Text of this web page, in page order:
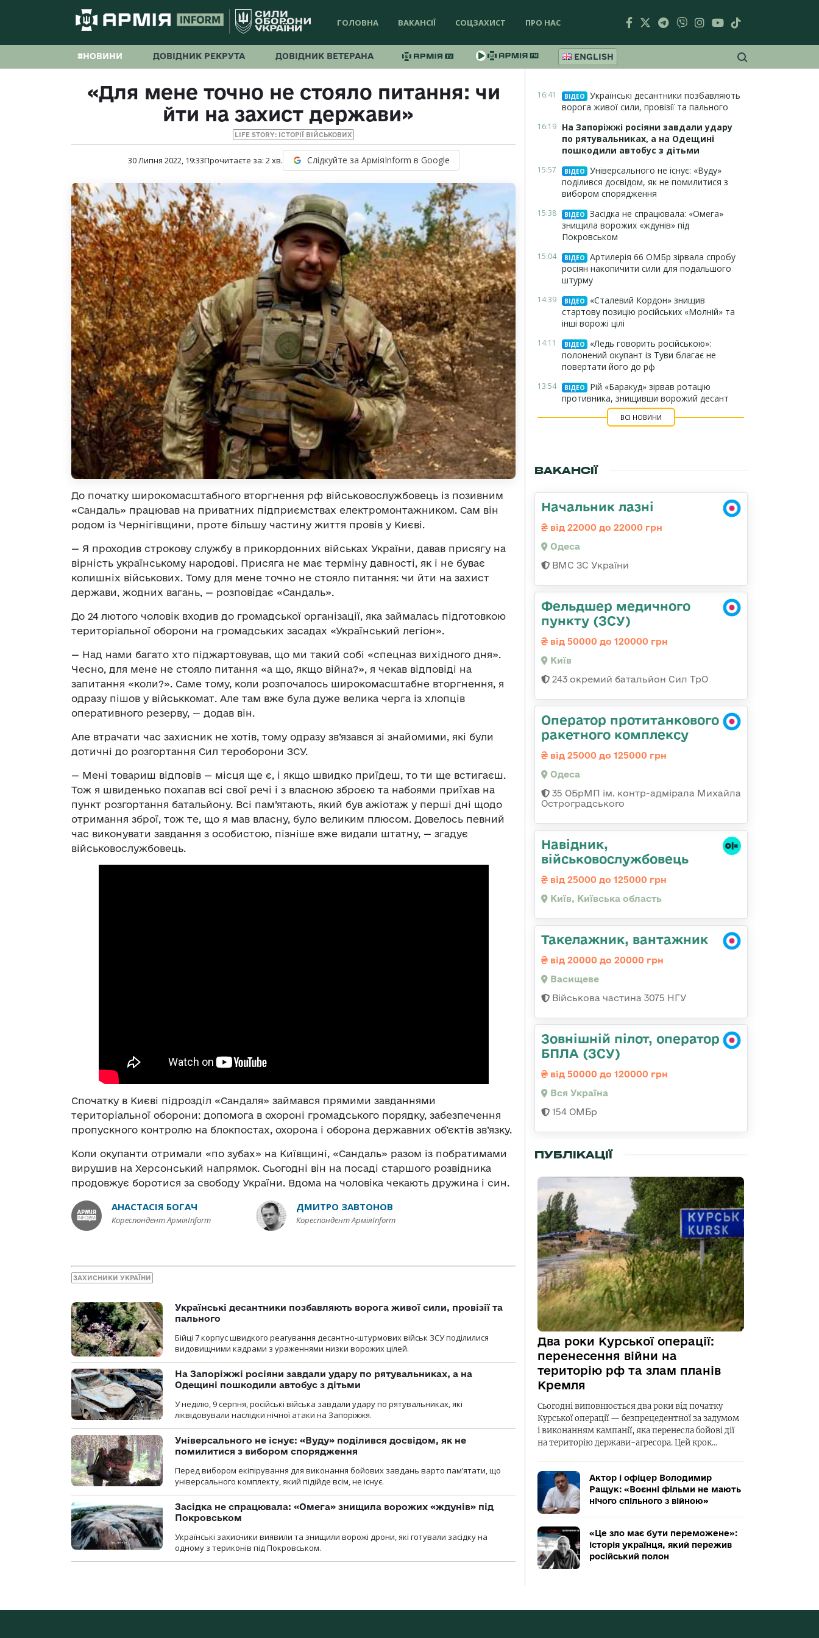
ГОЛОВНА ВАКАНСІЇ СОЦЗАХИСТ ПРО НАС
#НОВИНИ ДОВІДНИК РЕКРУТА ДОВІДНИК ВЕТЕРАНА ENGLISH
«Для мене точно не стояло питання: чи
йти на захист держави»
LIFE STORY: ІСТОРІЇ ВІЙСЬКОВИХ
30 Липня 2022, 19:33Прочитаєте за: 2хв. Слідкуйте за АрміяInform в Google
До початку широкомасштабного вторгнення рф військовослужбовець із позивним
«Сандаль» працював на приватних підприємствах електромонтажником. Сам він
родом із Чернігівщини, проте більшу частину життя провів у Києві.
— Я проходив строкову службу в прикордонних військах України, давав присягу на
вірність українському народові. Присяга не має терміну давності, як і не буває
колишніх військових. Тому для мене точно не стояло питання: чи йти на захист
держави, жодних вагань, — розповідає «Сандаль».
До 24 лютого чоловік входив до громадської організації, яка займалась підготовкою
територіальної оборони на громадських засадах «Український легіон».
— Над нами багато хто піджартовував, що ми такий собі «спецназ вихідного дня».
Чесно, для мене не стояло питання «а що, якщо війна?», я чекав відповіді на
запитання «коли?». Саме тому, коли розпочалось широкомасштабне вторгнення, я
одразу пішов у військкомат. Але там вже була дуже велика черга із хлопців
оперативного резерву, — додав він.
Але втрачати час захисник не хотів, тому одразу зв’язався зі знайомими, які були
дотичні до розгортання Сил тероборони ЗСУ.
— Мені товариш відповів — місця ще є, і якщо швидко приїдеш, то ти ще встигаєш.
Тож я швиденько похапав всі свої речі і з власною зброєю та набоями приїхав на
пункт розгортання батальйону. Всі пам’ятають, який був ажіотаж у перші дні щодо
отримання зброї, тож те, що я мав власну, було великим плюсом. Довелось певний
час виконувати завдання з особистою, пізніше вже видали штатну, — згадує
військовослужбовець.
Спочатку в Києві підрозділ «Сандаля» займався прямими завданнями
територіальної оборони: допомога в охороні громадського порядку, забезпечення
пропускного контролю на блокпостах, охорона і оборона державних об’єктів зв’язку.
Коли окупанти отримали «по зубах» на Київщині, «Сандаль» разом із побратимами
вирушив на Херсонський напрямок. Сьогодні він на посаді старшого розвідника
продовжує боротися за свободу України. Вдома на чоловіка чекають дружина і син.
АНАСТАСІЯ БОГАЧ
Кореспондент АрміяInform
ДМИТРО ЗАВТОНОВ
Кореспондент АрміяInform
ЗАХИСНИКИ УКРАЇНИ
Українські десантники позбавляють ворога живої сили, провізії та
пального
Бійці 7 корпус швидкого реагування десантно-штурмових військ ЗСУ поділилися
видовищними кадрами з ураженнями низки ворожих цілей.
На Запоріжжі росіяни завдали удару по рятувальниках, а на
Одещині пошкодили автобус з дітьми
У неділю, 9 серпня, російські війська завдали удару по рятувальниках, які
ліквідовували наслідки нічної атаки на Запоріжжя.
Універсального не існує: «Вуду» поділився досвідом, як не
помилитися з вибором спорядження
Перед вибором екіпірування для виконання бойових завдань варто пам’ятати, що
універсального комплекту, який підійде всім, не існує.
Засідка не спрацювала: «Омега» знищила ворожих «ждунів» під
Покровськом
Українські захисники виявили та знищили ворожі дрони, які готували засідку на
одному з териконів під Покровськом.
16:41 ВІДЕО
Українські десантники позбавляють
ворога живої сили, провізії та пального
16:19 На Запоріжжі росіяни завдали удару
по рятувальниках, а на Одещині
пошкодили автобус з дітьми
15:57 ВІДЕО
Універсального не існує: «Вуду»
поділився досвідом, як не помилитися з
вибором спорядження
15:38 ВІДЕО
Засідка не спрацювала: «Омега»
знищила ворожих «ждунів» під
Покровськом
15:04 ВІДЕО
Артилерія 66 ОМБр зірвала спробу
росіян накопичити сили для подальшого
штурму
14:39 ВІДЕО
«Сталевий Кордон» знищив
стартову позицію російських «Молній» та
інші ворожі цілі
14:11 ВІДЕО
«Ледь говорить російською»:
полонений окупант із Туви благає не
повертати його до рф
13:54 ВІДЕО
Рій «Баракуд» зірвав ротацію
противника, знищивши ворожий десант
ВСІ НОВИНИ
ВАКАНСІЇ
Начальник лазні
від 22000 до 22000 грн
Одеса
ВМС ЗС України
Фельдшер медичного
пункту (ЗСУ)
від 50000 до 120000 грн
Київ
243 окремий батальйон Сил ТрО
Оператор протитанкового
ракетного комплексу
від 25000 до 125000 грн
Одеса
35 ОБрМП ім. контр-адмірала Михайла
Остроградського
Навідник,
військовослужбовець
від 25000 до 125000 грн
Київ, Київська область
Такелажник, вантажник
від 20000 до 20000 грн
Васищеве
Військова частина 3075 НГУ
Зовнішній пілот, оператор
БПЛА (ЗСУ)
від 50000 до 120000 грн
Вся Україна
154 ОМБр
ПУБЛІКАЦІЇ
Два роки Курської операції:
перенесення війни на
територію рф та злам планів
Кремля
Сьогодні виповнюється два роки від початку
Курської операції — безпрецедентної за задумом
і виконанням кампанії, яка перенесла бойові дії
на територію держави-агресора. Цей крок…
Актор і офіцер Володимир
Ращук: «Воєнні фільми не мають
нічого спільного з війною»
«Це зло має бути переможене»:
історія українця, який пережив
російський полон